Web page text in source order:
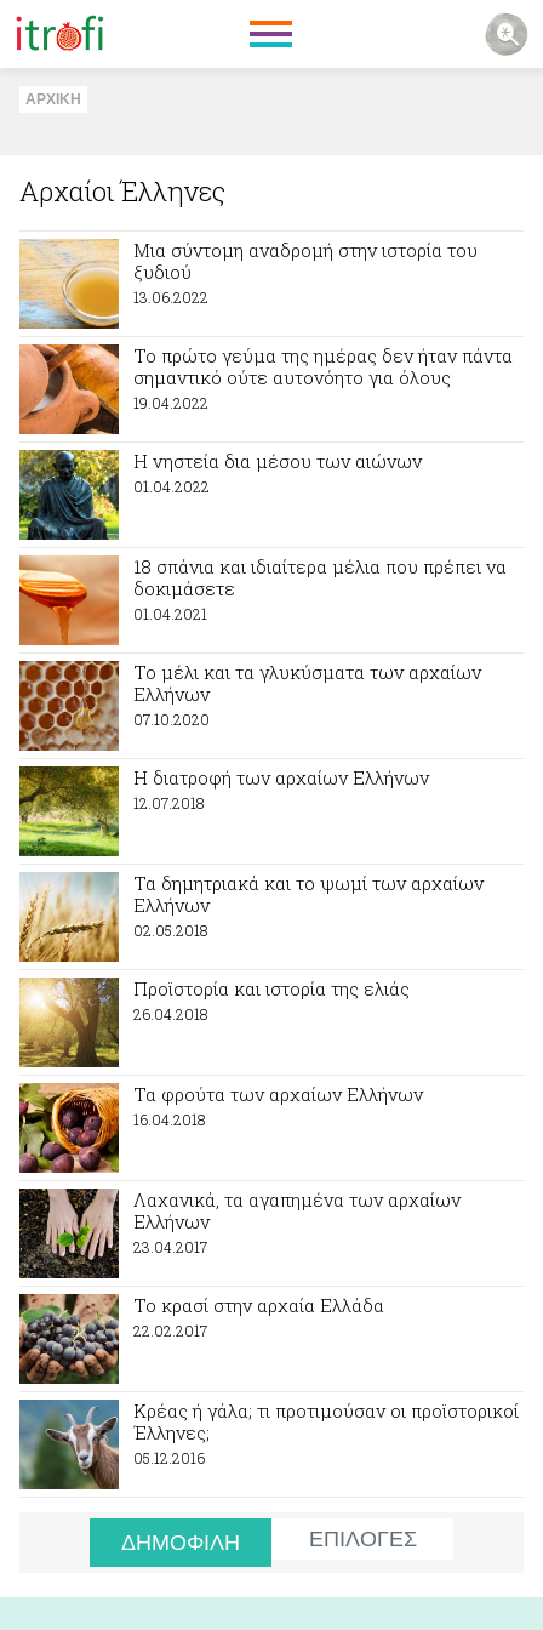
ΑΡΧΙΚΗ
Αρχαίοι Έλληνες
Μια σύντομη αναδρομή στην ιστορία του
ξυδιού
13.06.2022
Το πρώτο γεύμα της ημέρας δεν ήταν πάντα
σημαντικό ούτε αυτονόητο για όλους
19.04.2022
Η νηστεία δια μέσου των αιώνων
01.04.2022
18 σπάνια και ιδιαίτερα μέλια που πρέπει να
δοκιμάσετε
01.04.2021
Το μέλι και τα γλυκύσματα των αρχαίων
Ελλήνων
07.10.2020
Η διατροφή των αρχαίων Ελλήνων
12.07.2018
Τα δημητριακά και το ψωμί των αρχαίων
Ελλήνων
02.05.2018
Προϊστορία και ιστορία της ελιάς
26.04.2018
Τα φρούτα των αρχαίων Ελλήνων
16.04.2018
Λαχανικά, τα αγαπημένα των αρχαίων
Ελλήνων
23.04.2017
Το κρασί στην αρχαία Ελλάδα
22.02.2017
Κρέας ή γάλα; τι προτιμούσαν οι προϊστορικοί
Έλληνες;
05.12.2016
ΔΗΜΟΦΙΛΗ ΕΠΙΛΟΓΕΣ